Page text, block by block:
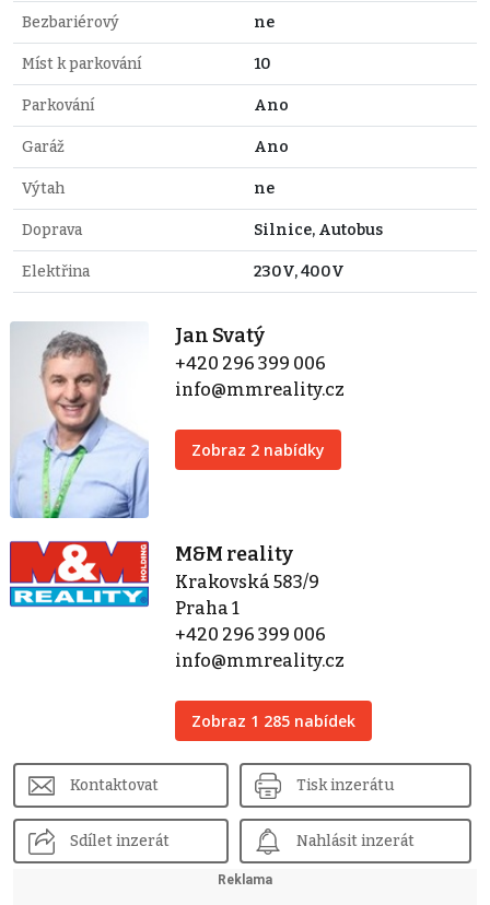
Bezbariérový ne
Míst k parkování 10
Parkování Ano
Garáž Ano
Výtah ne
Doprava Silnice, Autobus
Elektřina 230V, 400V
Jan Svatý
+420 296 399 006
info@mmreality.cz
Zobraz 2 nabídky
M&M reality
Krakovská 583/9
Praha 1
+420 296 399 006
info@mmreality.cz
Zobraz 1 285 nabídek
Kontaktovat Tisk inzerátu
Sdílet inzerát Nahlásit inzerát